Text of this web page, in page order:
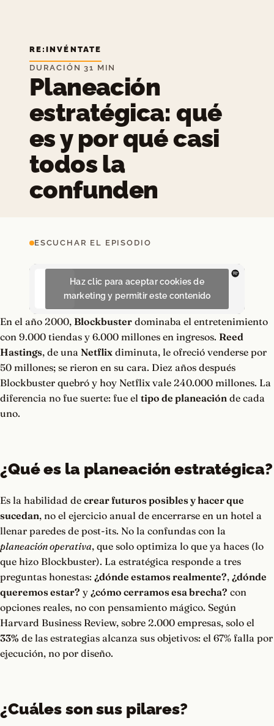
RE:INVÉNTATE
DURACIÓN 31 MIN
Planeación
estratégica: qué
es y por qué casi
todos la
confunden
ESCUCHAR EL EPISODIO
Haz clic para aceptar cookies de
marketing y permitir este contenido
En el año 2000, Blockbuster dominaba el entretenimiento
con 9.000 tiendas y 6.000 millones en ingresos. Reed
Hastings, de una Netflix diminuta, le ofreció venderse por
50 millones; se rieron en su cara. Diez años después
Blockbuster quebró y hoy Netflix vale 240.000 millones. La
diferencia no fue suerte: fue el tipo de planeación de cada
uno.
¿Qué es la planeación estratégica?
Es la habilidad de crear futuros posibles y hacer que
sucedan, no el ejercicio anual de encerrarse en un hotel a
llenar paredes de post-its. No la confundas con la
planeación operativa, que solo optimiza lo que ya haces (lo
que hizo Blockbuster). La estratégica responde a tres
preguntas honestas: ¿dónde estamos realmente?, ¿dónde
queremos estar? y ¿cómo cerramos esa brecha? con
opciones reales, no con pensamiento mágico. Según
Harvard Business Review, sobre 2.000 empresas, solo el
33% de las estrategias alcanza sus objetivos: el 67% falla por
ejecución, no por diseño.
¿Cuáles son sus pilares?